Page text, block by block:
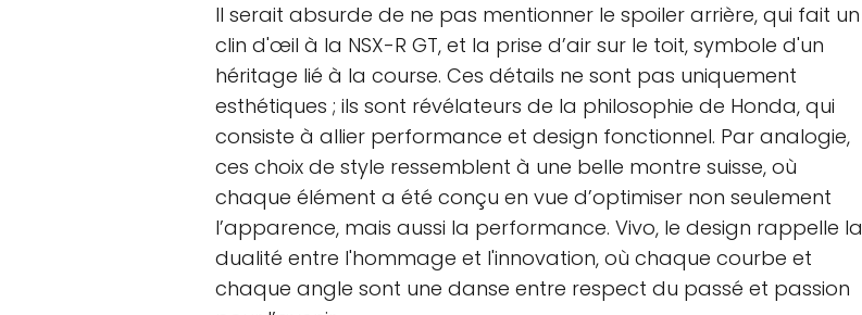
Il serait absurde de ne pas mentionner le spoiler arrière, qui fait un
clin d'œil à la NSX-R GT, et la prise d’air sur le toit, symbole d'un
héritage lié à la course. Ces détails ne sont pas uniquement
esthétiques ; ils sont révélateurs de la philosophie de Honda, qui
consiste à allier performance et design fonctionnel. Par analogie,
ces choix de style ressemblent à une belle montre suisse, où
chaque élément a été conçu en vue d’optimiser non seulement
l’apparence, mais aussi la performance. Vivo, le design rappelle la
dualité entre l'hommage et l'innovation, où chaque courbe et
chaque angle sont une danse entre respect du passé et passion